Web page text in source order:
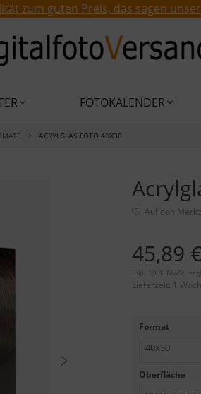
zum guten Preis, das sagen
FOTOKALENDER
ACRYLGLAS FOTO 40X30
45,89
inkl. 19 % MwSt.
Lieferzeit: 1
Format
40x30
Oberfläche